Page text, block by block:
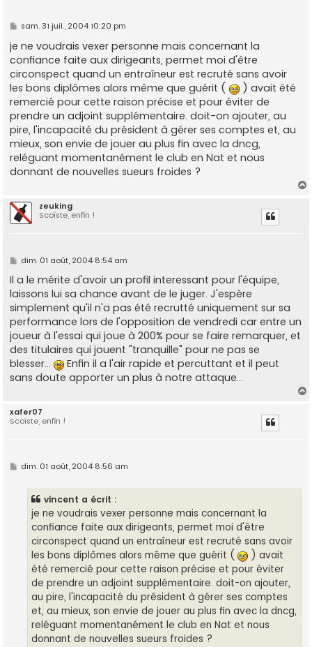
M
s
s
a
g
e
sam. 31 juil., 2004 10:20 pm
je ne voudrais vexer personne mais concernant la
confiance faite aux dirigeants, permet moi d'être
circonspect quand un entraîneur est recruté sans avoir
les bons diplômes alors même que guérit (
) avait été
remercié pour cette raison précise et pour éviter de
prendre un adjoint supplémentaire. doit-on ajouter, au
pire, l'incapacité du président à gérer ses comptes et, au
mieux, son envie de jouer au plus fin avec la dncg,
reléguant momentanément le club en Nat et nous
donnant de nouvelles sueurs froides ?
zeuking
Scoïste, enfin !
M
s
s
a
g
e
dim. 01 août, 2004 8:54 am
Il a le mérite d'avoir un profil interessant pour l'équipe,
laissons lui sa chance avant de le juger. J'espère
simplement qu'il n'a pas été recrutté uniquement sur sa
performance lors de l'opposition de vendredi car entre un
joueur à l'essai qui joue à 200% pour se faire remarquer, et
des titulaires qui jouent "tranquille" pour ne pas se
blesser...
Enfin il a l'air rapide et percuttant et il peut
sans doute apporter un plus à notre attaque...
xafer07
Scoïste, enfin !
M
dim. 01 août, 2004 8:56 am
vincent a écrit :
je ne voudrais vexer personne mais concernant la
confiance faite aux dirigeants, permet moi d'être
circonspect quand un entraîneur est recruté sans avoir
les bons diplômes alors même que guérit (
) avait
été remercié pour cette raison précise et pour éviter
de prendre un adjoint supplémentaire. doit-on ajouter,
au pire, l'incapacité du président à gérer ses comptes
et, au mieux, son envie de jouer au plus fin avec la dncg,
reléguant momentanément le club en Nat et nous
donnant de nouvelles sueurs froides ?